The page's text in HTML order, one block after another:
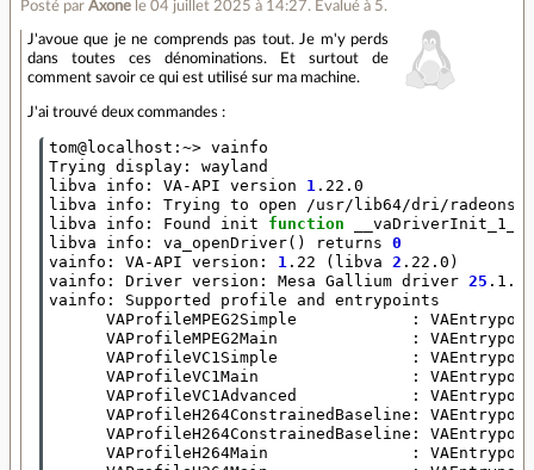
Posté par Axone le 04 juillet 2025 à 14:27. Évalué à 5.
J'avoue que je ne comprends pas tout. Je m'y perds
dans toutes ces dénominations. Et surtout de
comment savoir ce qui est utilisé sur ma machine.
J'ai trouvé deux commandes :
tom@localhost:~> vainfo
Trying display: wayland
libva info: VA-API version 1 .22.0
libva info: Trying to open /usr/lib64/dri/
libva info: Found init function __vaDriverInit_1_22
libva info: va_openDriver() returns 0
vainfo: VA-API version: 1 .22 ( libva 2 .22.0 )
vainfo: Driver version: Mesa Gallium driver 25 .1.4
vainfo: Supported profile and entrypoints
VAProfileMPEG2Simple            :
VAProfileMPEG2Main              :
VAProfileVC1Simple              :
VAProfileVC1Main                :
VAProfileVC1Advanced            :
VAProfileH264ConstrainedBaseline:
VAProfileH264ConstrainedBaseline:
VAProfileH264Main               :